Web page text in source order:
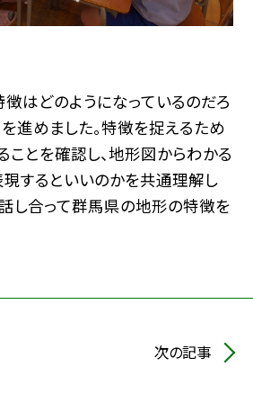
はどのようになっているのだろ
進めました。特徴を捉えるため
とを確認し、地形図からわかる
現するといいのかを共通理解し
し合って群馬県の地形の特徴を
次の記事